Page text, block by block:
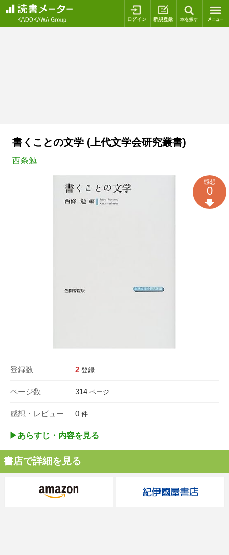
ログイン 新規登録
書くことの文学 (上代文学会研究叢書)
西条勉
登録数 2 登録
ページ数 314 ページ
感想・レビュー 0 件
感想
0
▶︎あらすじ・内容を見る
書店で詳細を見る